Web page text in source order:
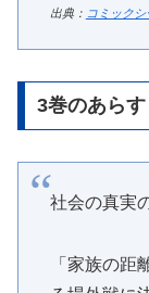
出典： コミックシ
3巻のあらす
社会の真実
「家族の距